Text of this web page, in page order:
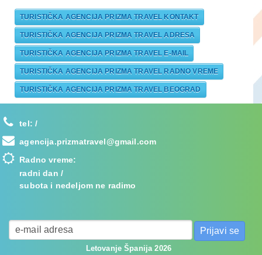
TURISTIČKA AGENCIJA PRIZMA TRAVEL KONTAKT
TURISTIČKA AGENCIJA PRIZMA TRAVEL ADRESA
TURISTIČKA AGENCIJA PRIZMA TRAVEL E-MAIL
TURISTIČKA AGENCIJA PRIZMA TRAVEL RADNO VREME
TURISTIČKA AGENCIJA PRIZMA TRAVEL BEOGRAD
tel:/
agencija.prizmatravel@gmail.com
Radno vreme:
radni dan /
subota i nedeljom ne radimo
Letovanje Španija 2026